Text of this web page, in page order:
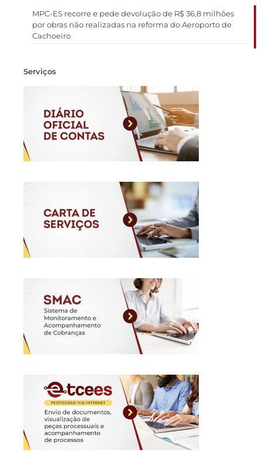
MPC-ES recorre e pede devolução de R$ 36,8 milhões
por obras não realizadas na reforma do Aeroporto de
Cachoeiro
Serviços